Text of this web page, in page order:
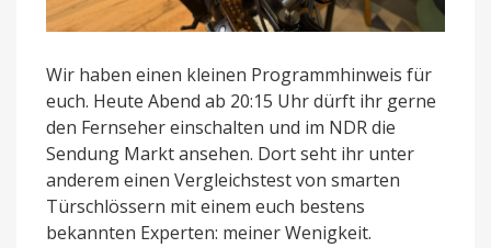
Wir haben einen kleinen Programmhinweis für
euch. Heute Abend ab 20:15 Uhr dürft ihr gerne
den Fernseher einschalten und im NDR die
Sendung Markt ansehen. Dort seht ihr unter
anderem einen Vergleichstest von smarten
Türschlössern mit einem euch bestens
bekannten Experten: meiner Wenigkeit.